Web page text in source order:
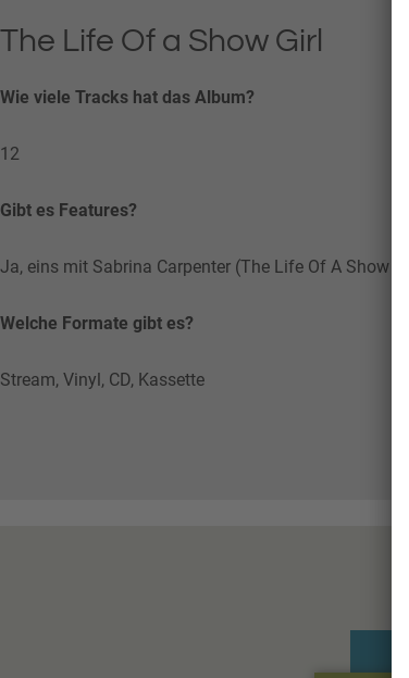
The Life Of a Show Girl
Wie viele Tracks hat das Album?
12
Gibt es Features?
Ja, eins mit Sabrina Carpenter (The Life Of A Show
Welche Formate gibt es?
Stream, Vinyl, CD, Kassette